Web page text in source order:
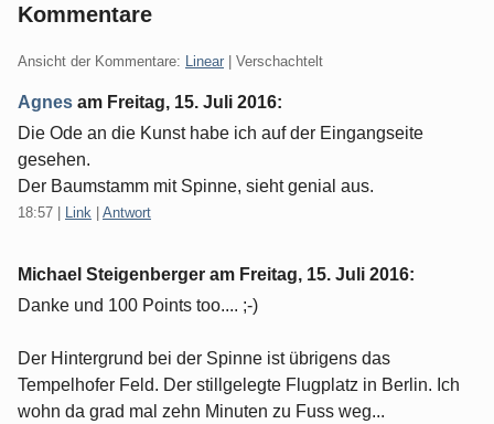
Kommentare
Ansicht der Kommentare: Linear | Verschachtelt
Agnes am Freitag, 15. Juli 2016:
Die Ode an die Kunst habe ich auf der Eingangseite
gesehen.
Der Baumstamm mit Spinne, sieht genial aus.
18:57 Link Antwort
Michael Steigenberger am Freitag, 15. Juli 2016:
Danke und 100 Points too.... ;-)
Der Hintergrund bei der Spinne ist übrigens das
Tempelhofer Feld. Der stillgelegte Flugplatz in Berlin. Ich
wohn da grad mal zehn Minuten zu Fuss weg...